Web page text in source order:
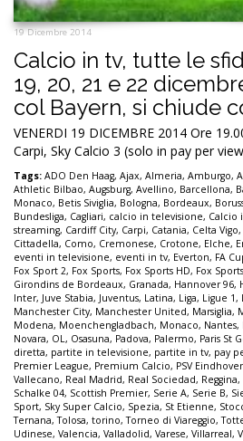
19 Dicembre 2014
Calcio in tv, tutte le
19, 20, 21 e 22
col Bayern, si chiude
VENERDI 19 DICEMBRE 2014 Ore
Carpi, Sky Calcio 3 (solo in pay per
Tags: ADO Den Haag, Ajax, Almeria, Amburgo,
Athletic Bilbao, Augsburg, Avellino, Barcellona,
Monaco, Betis Siviglia, Bologna, Bordeaux,
Bundesliga, Cagliari, calcio in televisione, Calcio
streaming, Cardiff City, Carpi, Catania, Celta Vigo,
Cittadella, Como, Cremonese, Crotone, Elche,
eventi in televisione, eventi in tv, Everton, FA
Fox Sport 2, Fox Sports, Fox Sports HD, Fox
Girondins de Bordeaux, Granada, Hannover 96,
Inter, Juve Stabia, Juventus, Latina, Liga, Ligue 1,
Manchester City, Manchester United, Marsiglia,
Modena, Moenchengladbach, Monaco, Nantes,
Novara, OL , Osasuna, Padova, Palermo, Paris St
diretta, partite in televisione, partite in tv, pay
Premier League, Premium Calcio, PSV
Vallecano, Real Madrid, Real Sociedad, Reggina,
Schalke 04, Scottish Premier, Serie A, Serie B,
Sport, Sky Super Calcio, Spezia, St Etienne,
Ternana,Tolosa, torino,Torneo di Viareggio,
Udinese, Valencia, Valladolid, Varese, Villarreal,